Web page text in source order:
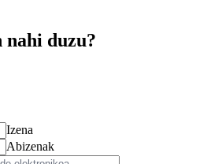
duzu?
Izena
Abizenak